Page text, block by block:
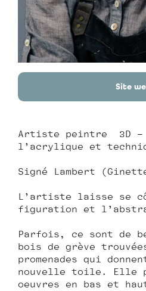
Site
Artiste peintre 3D –
l’acrylique et
Signé Lambert
L’artiste laisse se
figuration et
Parfois, ce sont de
bois de grève
promenades qui
nouvelle toile. Elle
oeuvres en bas et